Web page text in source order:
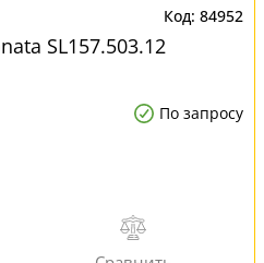
84952
SL157.503.12
По запросу